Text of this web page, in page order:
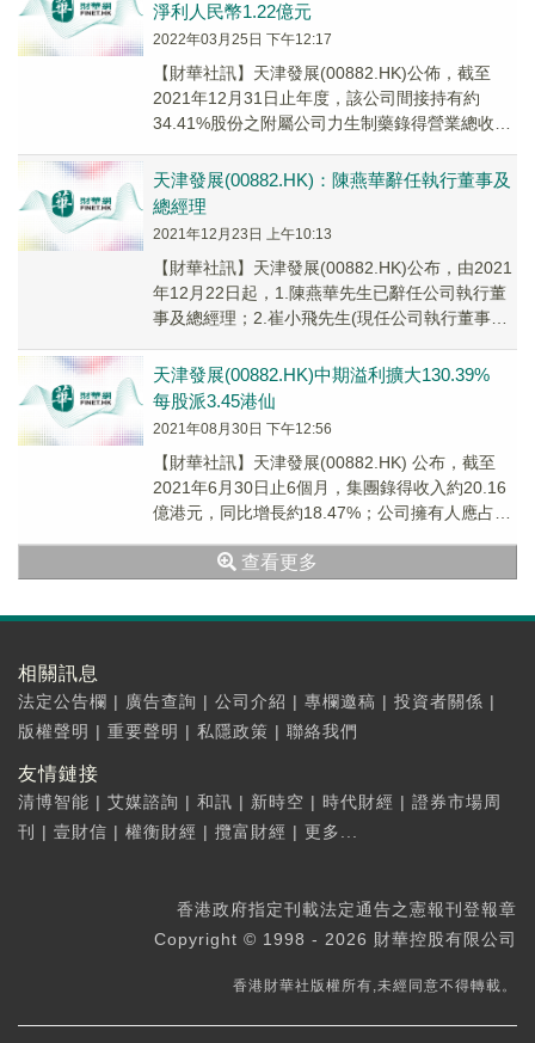
淨利人民幣1.22億元
2022年03月25日 下午12:17
【財華社訊】天津發展(00882.HK)公佈，截至
2021年12月31日止年度，該公司間接持有約
34.41%股份之附屬公司力生制藥錄得營業總收入
天津發展(00882.HK)：陳燕華辭任執行董事及
總經理
2021年12月23日 上午10:13
【財華社訊】天津發展(00882.HK)公布，由2021
年12月22日起，1.陳燕華先生已辭任公司執行董
事及總經理；2.崔小飛先生(現任公司執行董事及
天津發展(00882.HK)中期溢利擴大130.39%
每股派3.45港仙
2021年08月30日 下午12:56
【財華社訊】天津發展(00882.HK) 公布，截至
2021年6月30日止6個月，集團錄得收入約20.16
億港元，同比增長約18.47%；公司擁有人應占溢
查看更多
相關訊息
法定公告欄 | 廣告查詢 | 公司介紹 | 專欄邀稿 | 投資者關係 |
版權聲明 | 重要聲明 | 私隱政策 | 聯絡我們
友情鏈接
清博智能 | 艾媒諮詢 | 和訊 | 新時空 | 時代財經 | 證券市場周
刊
| 壹財信 | 權衡財經 | 攬富財經 | 更多...
香港政府指定刊載法定通告之憲報刊登報章
Copyright © 1998 - 2026 財華控股有限公司
香港財華社版權所有,未經同意不得轉載。